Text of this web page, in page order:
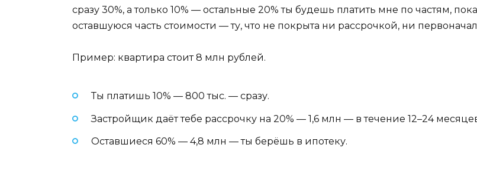
сразу 30%, а только 10% — остальные 20% ты будешь платить мне по частям,
оставшуюся часть стоимости — ту, что не покрыта ни рассрочкой, ни
Пример: квартира стоит 8 млн рублей.
Ты платишь 10% — 800 тыс. — сразу.
Застройщик даёт тебе рассрочку на 20% — 1,6 млн — в течение 12–24
Оставшиеся 60% — 4,8 млн — ты берёшь в ипотеку.